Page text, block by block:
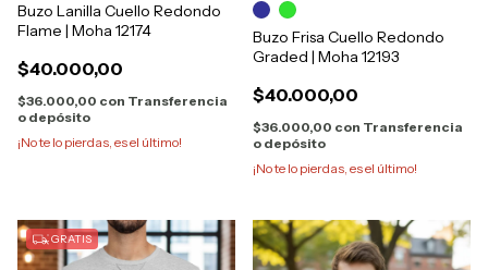
Buzo Lanilla Cuello Redondo
Flame | Moha 12174
$40.000,00
$36.000,00 con Transferencia
o depósito
¡No te lo pierdas, es el último!
Buzo Frisa Cuello Redondo
Graded | Moha 12193
$40.000,00
$36.000,00 con Transferencia
o depósito
¡No te lo pierdas, es el último!
GRATIS